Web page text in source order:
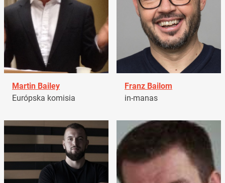
Martin Bailey
Európska komisia
Franz Bailom
in-manas